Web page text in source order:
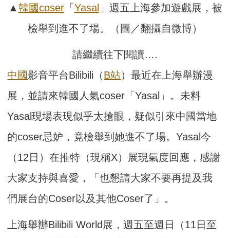
▲韓國coser「 Yasal 」週五上海參加遊戲展，被
檢舉到進不了場。（圖／翻攝自微博）
請繼續往下閱讀….
中國影音平台Bilibili（B站）最近在上海舉辦漫
展，並請來韓國人氣coser「Yasal」。未料
Yasal現場表現似乎太搶眼，疑似引來中國當地
的coser忌妒，竟檢舉到她進不了場。Yasal今
（12日）在推特（現稱X）展現氣度回應，感謝
大家支持與喜愛，「也懇請大家不要再提及我
們展台的Coser以及其他Coser了」。
上海舉辦Bilibili World展，週五至週日（11日至